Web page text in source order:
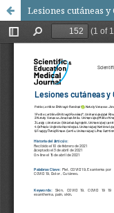
Lesiones cutáneas